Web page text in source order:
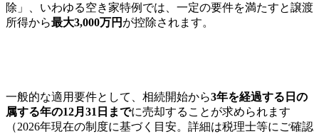
除」、いわゆる空き家特例では、一定の要件を満たすと譲渡
所得から最大3,000万円 が控除されます。
一般的な適用要件として、相続開始から3年を経過する日の
属する年の12月31日までに売却することが求められます
（2026年現在の制度に基づく目安。詳細は税理士等にご確認